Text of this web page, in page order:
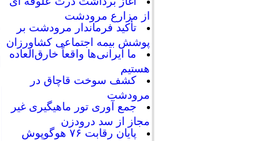
از مزارع مرودشت
تأکید فرماندار مرودشت بر
پوشش بیمه اجتماعی کشاورزان
ما ایرانی‌ها واقعاً خارق‌العاده
هستیم
کشف سوخت قاچاق در
مرودشت
جمع آوری تور ماهیگیری غیر
مجاز از سد درودزن
پایان رقابت‌ ۷۶ هوگوپوش